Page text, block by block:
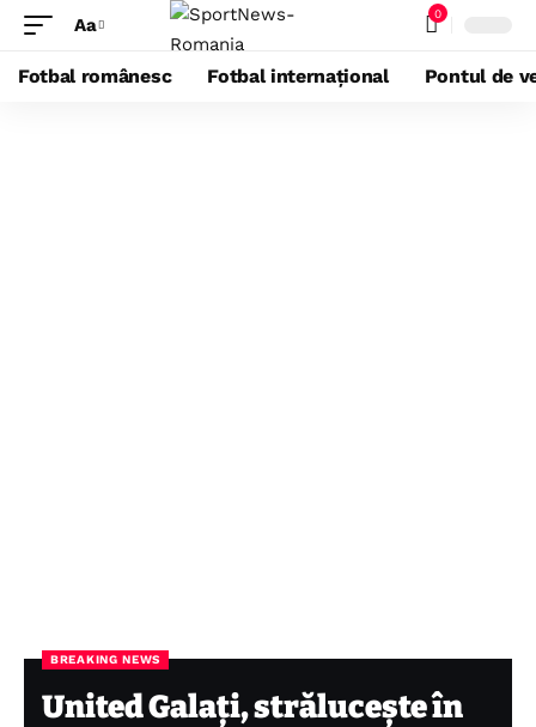
Aa 0
Fotbal românesc Fotbal internațional Pontul de
BREAKING NEWS
United Galați, străluceşte în